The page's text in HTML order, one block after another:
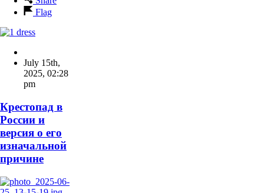
Flag
July 15th,
2025, 02:28
pm
Крестопад в
России и
версия о его
изначальной
причине